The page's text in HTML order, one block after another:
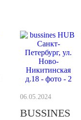
06.05.2024
BUSSINES